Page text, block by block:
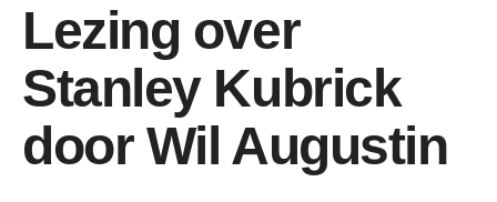
Lezing over
Stanley Kubrick
door Wil Augustin